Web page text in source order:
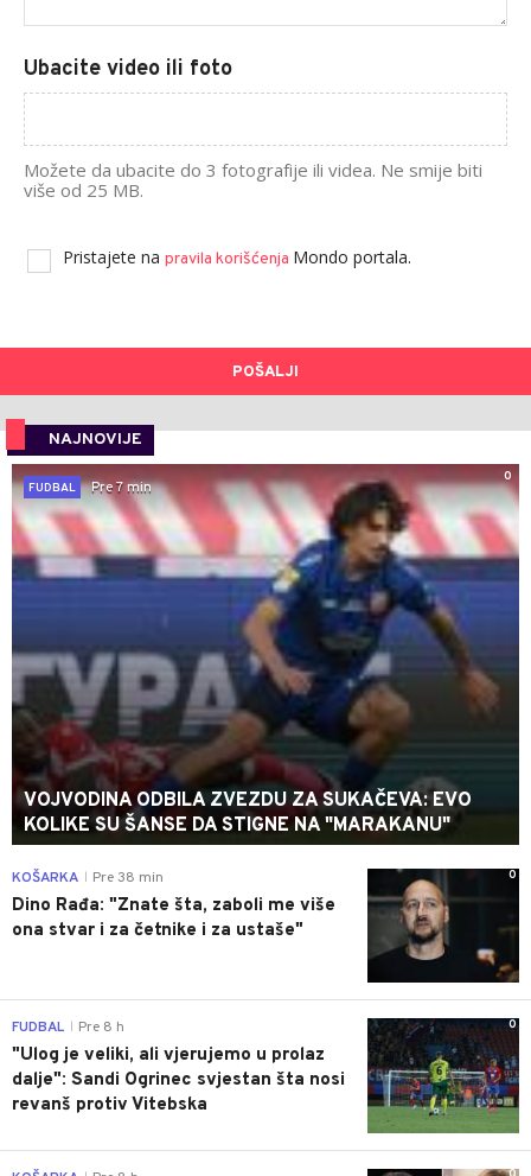
Ubacite video ili foto
Možete da ubacite do 3 fotografije ili videa. Ne smije biti
više od 25 MB.
Pristajete na pravila korišćenja Mondo portala.
POŠALJI
NAJNOVIJE
0
FUDBAL
Pre 7 min
VOJVODINA ODBILA ZVEZDU ZA SUKAČEVA: EVO
KOLIKE SU ŠANSE DA STIGNE NA "MARAKANU"
0
KOŠARKA Pre 38 min
Dino Rađa: "Znate šta, zaboli me više
ona stvar i za četnike i za ustaše"
0
FUDBAL Pre 8 h
"Ulog je veliki, ali vjerujemo u prolaz
dalje": Sandi Ogrinec svjestan šta nosi
revanš protiv Vitebska